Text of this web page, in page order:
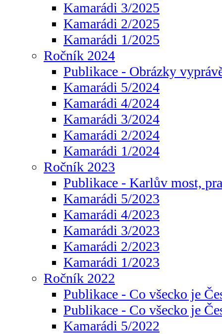
Kamarádi 3/2025
Kamarádi 2/2025
Kamarádi 1/2025
Ročník 2024
Publikace - Obrázky
Kamarádi 5/2024
Kamarádi 4/2024
Kamarádi 3/2024
Kamarádi 2/2024
Kamarádi 1/2024
Ročník 2023
Publikace - Karlův most,
Kamarádi 5/2023
Kamarádi 4/2023
Kamarádi 3/2023
Kamarádi 2/2023
Kamarádi 1/2023
Ročník 2022
Publikace - Co všecko je
Publikace - Co všecko je
Kamarádi 5/2022